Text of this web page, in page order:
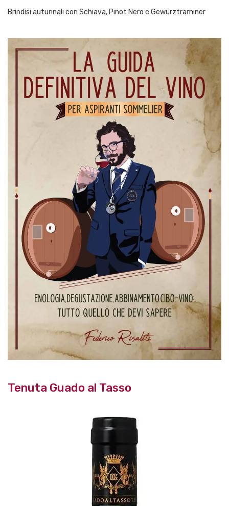
Brindisi autunnali con Schiava, Pinot Nero e Gewürztraminer
Tenuta Guado al Tasso